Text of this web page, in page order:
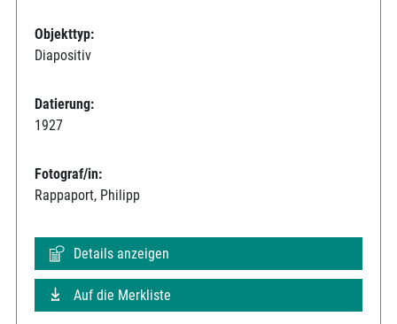
Objekttyp:
Diapositiv
Datierung:
1927
Fotograf/in:
Rappaport, Philipp
Details anzeigen
Auf die Merkliste